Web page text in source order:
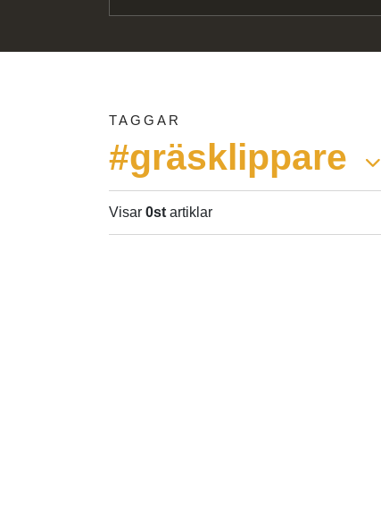
TAGGAR
#gräsklippare
Visar 0st artiklar